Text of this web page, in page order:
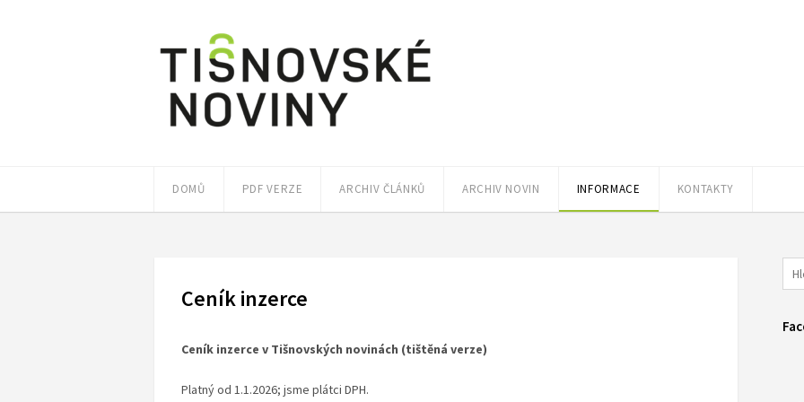
DOMŮ PDF VERZE ARCHIV ČLÁNKŮ ARCHIV NOVIN INFORMACE KONTAKTY
Ceník inzerce
Ceník inzerce v Tišnovských novinách (tištěná verze)
Platný od 1.1.2026; jsme plátci DPH.